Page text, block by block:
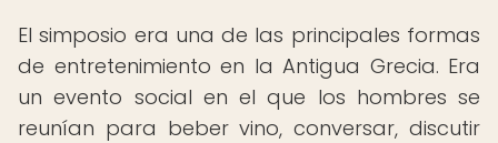
El simposio era una de las principales formas
de entretenimiento en la Antigua Grecia. Era
un evento social en el que los hombres se
reunían para beber vino, conversar, discutir